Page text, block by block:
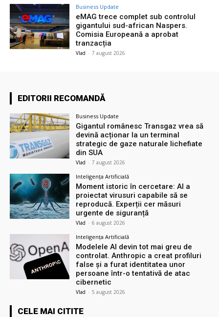
Business Update
eMAG trece complet sub controlul
gigantului sud-african Naspers.
Comisia Europeană a aprobat
tranzacția
Vlad - 7 august 2026
EDITORII RECOMANDĂ
Business Update
Gigantul românesc Transgaz vrea să
devină acționar la un terminal
strategic de gaze naturale lichefiate
din SUA
Vlad - 7 august 2026
Inteligența Artificială
Moment istoric în cercetare: AI a
proiectat virusuri capabile să se
reproducă. Experții cer măsuri
urgente de siguranță
Vlad - 6 august 2026
Inteligența Artificială
Modelele AI devin tot mai greu de
controlat. Anthropic a creat profiluri
false și a furat identitatea unor
persoane într-o tentativă de atac
cibernetic
Vlad - 5 august 2026
CELE MAI CITITE